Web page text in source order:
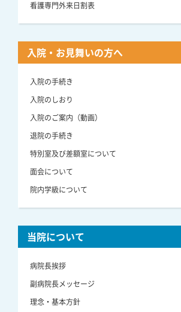
看護専門外来日割表
入院・お見舞いの方へ
入院の手続き
入院のしおり
入院のご案内（動画）
退院の手続き
特別室及び差額室について
面会について
院内学級について
当院について
病院長挨拶
副病院長メッセージ
理念・基本方針